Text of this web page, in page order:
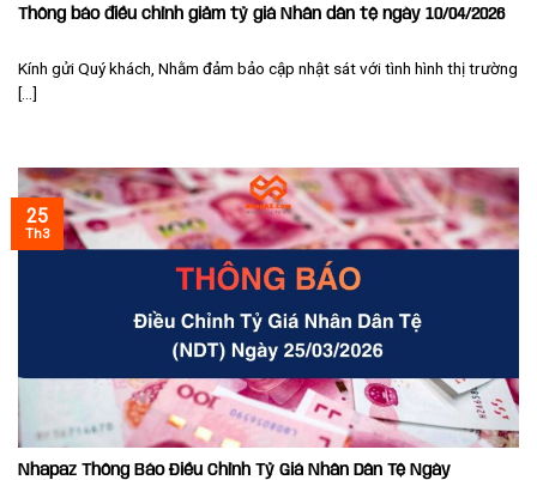
Thông báo điều chỉnh giảm tỷ giá Nhân dân tệ ngày 10/04/2026
Kính gửi Quý khách, Nhằm đảm bảo cập nhật sát với tình hình thị trường
[...]
Nhapaz Thông Báo Điều Chỉnh Tỷ Giá Nhân Dân Tệ Ngày
25
Th3